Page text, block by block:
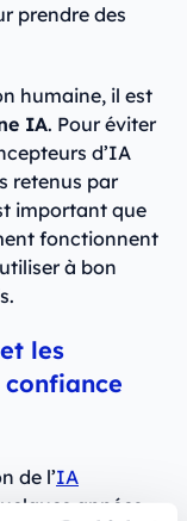
prendre des
humaine, il est
IA. Pour éviter
d’IA
retenus par
important que
fonctionnent
à bon
les
de l’IA
années